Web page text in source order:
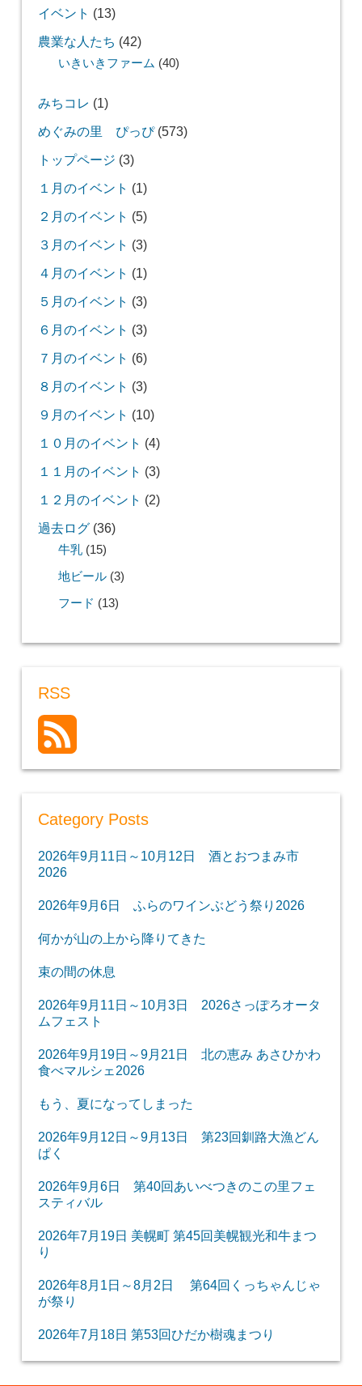
イベント (13)
農業な人たち (42)
いきいきファーム (40)
みちコレ (1)
めぐみの里 ぴっぴ(573)
トップページ (3)
１月のイベント (1)
２月のイベント (5)
３月のイベント (3)
４月のイベント (1)
５月のイベント (3)
６月のイベント (3)
７月のイベント (6)
８月のイベント (3)
９月のイベント (10)
１０月のイベント (4)
１１月のイベント (3)
１２月のイベント (2)
過去ログ(36)
牛乳(15)
地ビール(3)
フード (13)
RSS
Category Posts
2026年9月11日～10月12日 酒とおつまみ市
2026
2026年9月6日 ふらのワインぶどう祭り2026
何かが山の上から降りてきた
束の間の休息
2026年9月11日～10月3日 2026さっぽろオータ
ムフェスト
2026年9月19日～9月21日 北の恵み あさひかわ
食べマルシェ2026
もう、夏になってしまった
2026年9月12日～9月13日 第23回釧路大漁どん
ぱく
2026年9月6日 第40回あいべつきのこの里フェ
スティバル
2026年7月19日 美幌町 第45回美幌観光和牛まつ
り
2026年8月1日～8月2日 第64回くっちゃんじゃ
が祭り
2026年7月18日 第53回ひだか樹魂まつり